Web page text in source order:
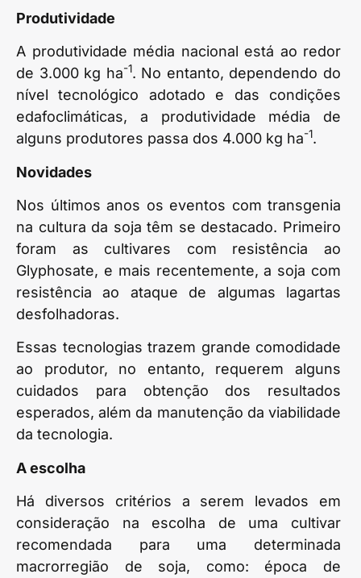
Produtividade
A produtividade média nacional está ao redor
de 3.000 kg ha-1. No entanto, dependendo do
nível tecnológico adotado e das condições
edafoclimáticas, a produtividade média de
alguns produtores passa dos 4.000 kg ha-1.
Novidades
Nos últimos anos os eventos com transgenia
na cultura da soja têm se destacado. Primeiro
foram as cultivares com resistência ao
Glyphosate, e mais recentemente, a soja com
resistência ao ataque de algumas lagartas
desfolhadoras.
Essas tecnologias trazem grande comodidade
ao produtor, no entanto, requerem alguns
cuidados para obtenção dos resultados
esperados, além da manutenção da viabilidade
da tecnologia.
A escolha
Há diversos critérios a serem levados em
consideração na escolha de uma cultivar
recomendada para uma determinada
macrorregião de soja, como: época de